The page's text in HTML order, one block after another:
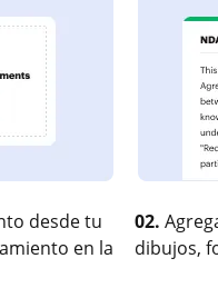
desde tu
en la
02.
dibujos,